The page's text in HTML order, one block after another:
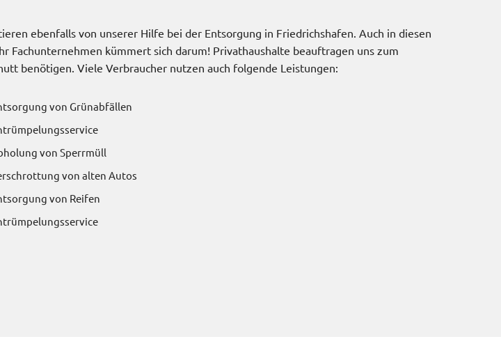
ebenfalls von unserer Hilfe bei der Entsorgung in Friedrichshafen. Auch in diesen
kümmert sich darum! Privathaushalte beauftragen uns zum
benötigen. Viele Verbraucher nutzen auch folgende Leistungen:
von Grünabfällen
von Sperrmüll
von alten Autos
von Reifen